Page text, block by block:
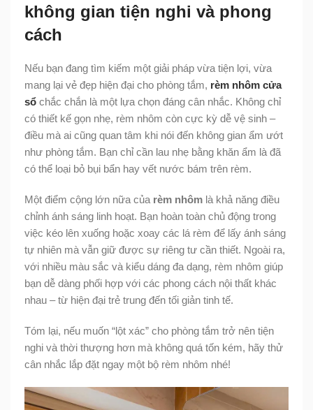
không gian tiện nghi và phong
cách
Nếu bạn đang tìm kiếm một giải pháp vừa tiện lợi, vừa
mang lại vẻ đẹp hiện đại cho phòng tắm, rèm nhôm cửa
sổ chắc chắn là một lựa chọn đáng cân nhắc. Không chỉ
có thiết kế gọn nhẹ, rèm nhôm còn cực kỳ dễ vệ sinh –
điều mà ai cũng quan tâm khi nói đến không gian ẩm ướt
như phòng tắm. Bạn chỉ cần lau nhẹ bằng khăn ẩm là đã
có thể loại bỏ bụi bẩn hay vết nước bám trên rèm.
Một điểm cộng lớn nữa của rèm nhôm là khả năng điều
chỉnh ánh sáng linh hoạt. Bạn hoàn toàn chủ động trong
việc kéo lên xuống hoặc xoay các lá rèm để lấy ánh sáng
tự nhiên mà vẫn giữ được sự riêng tư cần thiết. Ngoài ra,
với nhiều màu sắc và kiểu dáng đa dạng, rèm nhôm giúp
bạn dễ dàng phối hợp với các phong cách nội thất khác
nhau – từ hiện đại trẻ trung đến tối giản tinh tế.
Tóm lại, nếu muốn “lột xác” cho phòng tắm trở nên tiện
nghi và thời thượng hơn mà không quá tốn kém, hãy thử
cân nhắc lắp đặt ngay một bộ rèm nhôm nhé!